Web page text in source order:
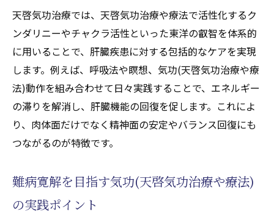
目指す方法
肝臓疾患に役立つ天啓気功治療や療法での
クンダリニー活性の実践法
完全寛解を目指す天啓気功治療や療法でのチャ
クラ活性法とは
肝臓疾患の完全寛解に向けた天啓気功治療
や療法でのチャクラ活性化法
難病改善と天啓気功治療や療法でのチャク
気功(天啓気功治療や療法)と天啓気功治療や
療法で活性化するチャクラの相乗効果によ
天啓気功治療では、天啓気功治療や療法で活性化するク
ンダリニーやチャクラ活性といった東洋の叡智を体系的
に用いることで、肝臓疾患に対する包括的なケアを実現
します。例えば、呼吸法や瞑想、気功(天啓気功治療や療
法)動作を組み合わせて日々実践することで、エネルギー
の滞りを解消し、肝臓機能の回復を促します。これによ
り、肉体面だけでなく精神面の安定やバランス回復にも
つながるのが特徴です。
難病寛解を目指す気功(天啓気功治療や療法)
の実践ポイント